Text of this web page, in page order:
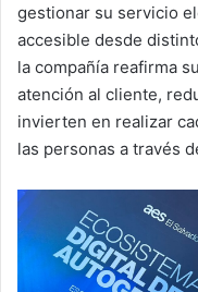
gestionar su servicio
accesible desde
la compañía reafirma
atención al cliente,
invierten en realizar
las personas a través